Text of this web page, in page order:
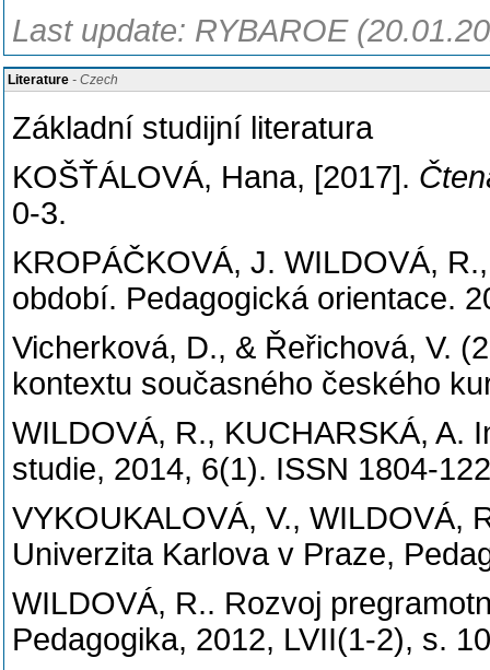
Last update: RYBAROE
Literature - Czech
Základní studijní literatura
KOŠŤÁLOVÁ, Hana, [2017].
0-3.
KROPÁČKOVÁ, J. WILDOVÁ,
období. Pedagogická orientace.
Vicherková, D., & Řeřichová, V.
kontextu současného českého
WILDOVÁ, R., KUCHARSKÁ, A.
studie, 2014, 6(1). ISSN 1804-
VYKOUKALOVÁ, V., WILDOVÁ,
Univerzita Karlova v Praze,
WILDOVÁ, R.. Rozvoj
Pedagogika, 2012, LVII(1-2), s.